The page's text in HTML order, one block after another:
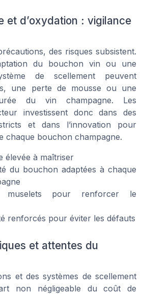
et d’oxydation : vigilance
des risques subsistent.
du bouchon vin ou une
de scellement peuvent
une perte de mousse ou une
du vin champagne. Les
investissent donc dans des
et dans l’innovation pour
chaque bouchon champagne.
élevée à maîtriser
du bouchon adaptées à chaque
muselets pour renforcer le
renforcés pour éviter les défauts
et attentes du
et des systèmes de scellement
non négligeable du coût de